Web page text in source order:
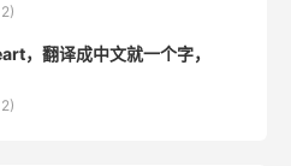
，翻译成中文就一个字，